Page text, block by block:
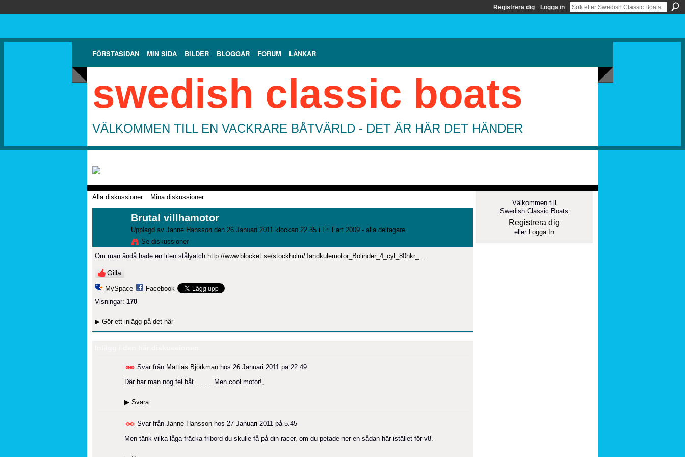
Registrera dig Logga in
FÖRSTASIDAN MIN SIDA BILDER BLOGGAR FORUM LÄNKAR
swedish classic boats
VÄLKOMMEN TILL EN VACKRARE BÅTVÄRLD - DET ÄR HÄR DET HÄNDER
Alla diskussioner Mina diskussioner
Brutal villhamotor
Upplagd av Janne Hansson den 26 Januari 2011 klockan 22.35 i Fri Fart 2009 - alla deltagare
Se diskussioner
Om man ändå hade en liten stålyatch. http://www.blocket.se/stockholm/Tandkulemotor_Bolinder_4_cyl_80hkr_...
Gilla
MySpace
Facebook
Visningar: 170
▶ Gör ett inlägg på det här
Svar från Mattias Björkman hos 26 Januari 2011 på 22.49
Där har man nog fel båt......... Men cool motor!,
▶ Svara
Svar från Janne Hansson hos 27 Januari 2011 på 5.45
Men tänk vilka låga fräcka fribord du skulle få på din racer, om du petade ner en sådan här istället för v8.
Välkommen till
Swedish Classic Boats
Registrera dig
eller Logga In